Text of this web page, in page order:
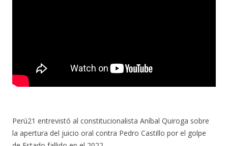
Perú21 entrevistó al constitucionalista Aníbal Quiroga sobre
la apertura del juicio oral contra Pedro Castillo por el golpe